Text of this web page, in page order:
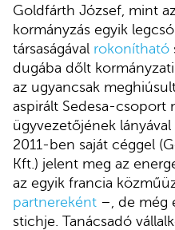
Goldfárth József, mint
kormányzás egyik
társaságával rokonítható
dugába dőlt
az ugyancsak
aspirált Sedesa-csoport
ügyvezetőjének
2011-ben saját céggel
Kft.) jelent meg az
az egyik francia
partnereként –, de még
stichje. Tanácsadó